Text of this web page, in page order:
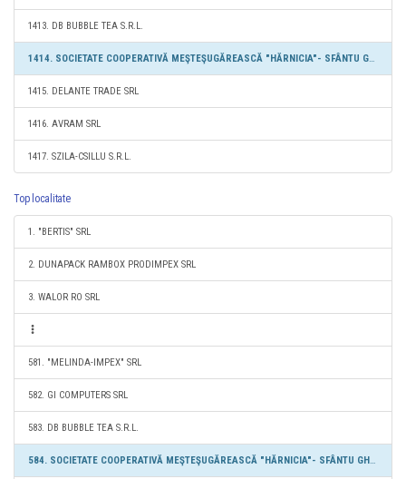
1413. DB BUBBLE TEA S.R.L.
1414. SOCIETATE COOPERATIVĂ MEŞTEŞUGĂREASCĂ "HĂRNICIA"- SFÂNTU GHEORGHE
1415. DELANTE TRADE SRL
1416. AVRAM SRL
1417. SZILA-CSILLU S.R.L.
Top localitate
1. "BERTIS" SRL
2. DUNAPACK RAMBOX PRODIMPEX SRL
3. WALOR RO SRL
581. "MELINDA-IMPEX" SRL
582. GI COMPUTERS SRL
583. DB BUBBLE TEA S.R.L.
584. SOCIETATE COOPERATIVĂ MEŞTEŞUGĂREASCĂ "HĂRNICIA"- SFÂNTU GHEORGHE